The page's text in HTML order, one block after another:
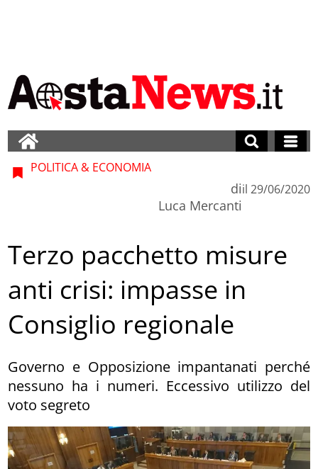
POLITICA & ECONOMIA
di
Luca Mercanti
il 29/06/2020
Terzo pacchetto misure
anti crisi: impasse in
Consiglio regionale
Governo e Opposizione impantanati perché
nessuno ha i numeri. Eccessivo utilizzo del
voto segreto